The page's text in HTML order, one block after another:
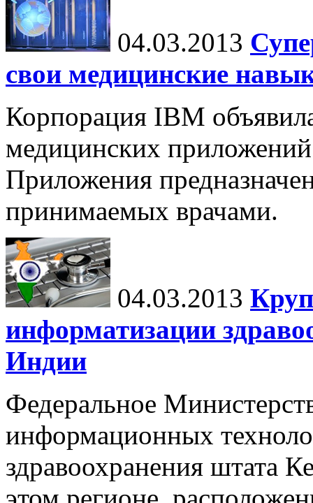
04.03.2013
свои медицинские
Корпорация IBM
медицинских
Приложения
принимаемых врачами.
04.03.2013
информатизации
Индии
Федеральное
информационных
здравоохранения штата